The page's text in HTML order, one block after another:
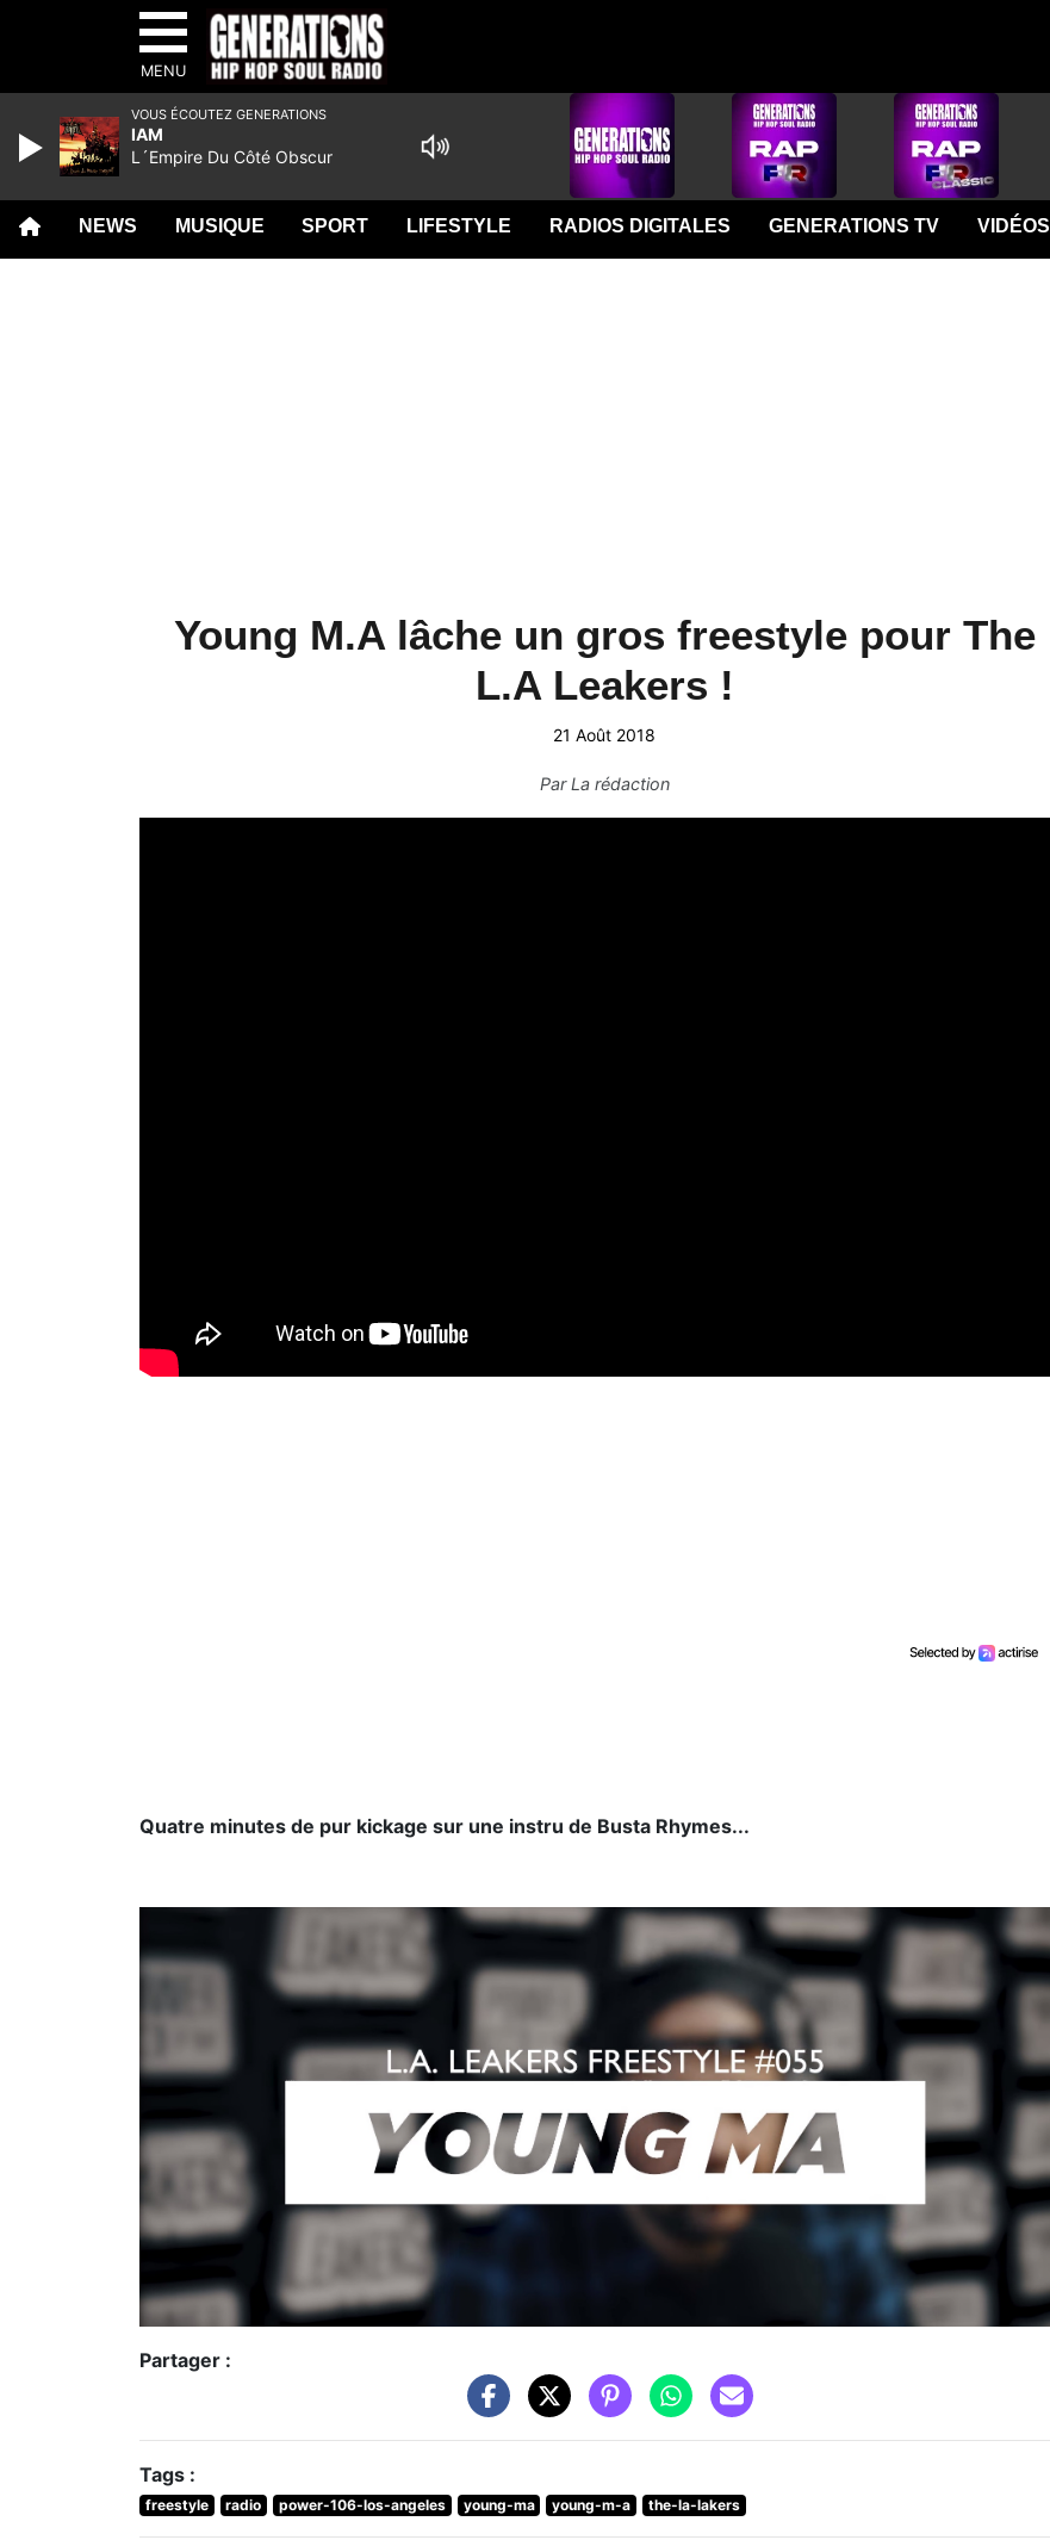
MENU
NEWS MUSIQUE SPORT LIFESTYLE RADIOS DIGITALES GENERATIONS TV VIDÉOS
Young M.A lâche un gros freestyle pour The
L.A Leakers !
21 Août 2018
ParLa rédaction
Quatre minutes de pur kickage sur une instru de Busta Rhymes...
Partager :
Tags :
freestyle radio power-106-los-angeles young-ma young-m-a the-la-lakers
VOUS ÉCOUTEZ GENERATIONS
IAM
L´Empire Du Côté Obscur